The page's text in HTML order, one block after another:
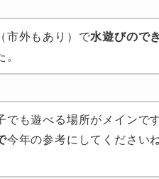
（市外もあり）で水遊びので
でも遊べる場所がメインで
今年の参考にしてください